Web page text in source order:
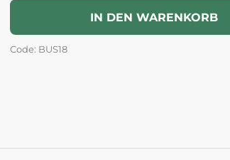
IN DEN WARENKORB
Code: BUS18